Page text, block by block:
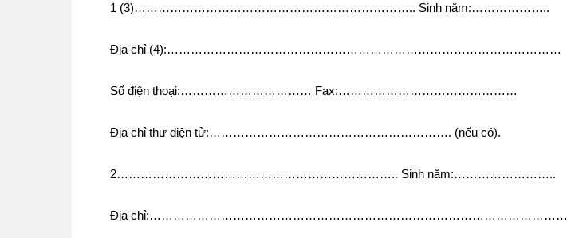
1 (3)…………………………………………………………….. Sinh năm:………………..
Địa chỉ (4):………………………………………………………………………………………
Số điện thoại:…………………………… Fax:………………………………………
Địa chỉ thư điện tử:……………………………………………………. (nếu có).
2…………………………………………………………….. Sinh năm:……………………..
Địa chỉ:……………………………………………………………………………………………